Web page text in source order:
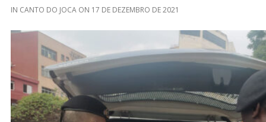
IN CANTO DO JOCA ON 17 DE DEZEMBRO DE 2021